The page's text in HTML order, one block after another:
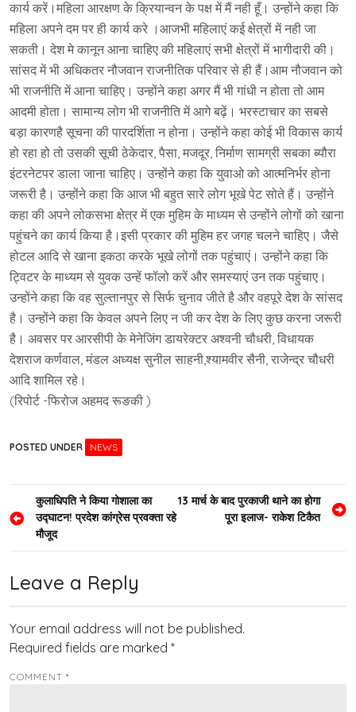
कार्य करें।महिला आरक्षण के क्रियान्वन के पक्ष में मैं नही हूँ। उन्होंने कहा कि
महिला अपने दम पर ही कार्य करे ।आजभी महिलाएं कई क्षेत्रों में नही जा
सकती। देश मे कानून आना चाहिए की महिलाएं सभी क्षेत्रों में भागीदारी की।
सांसद में भी अधिकतर नौजवान राजनीतिक परिवार से ही हैं।आम नौजवान को
भी राजनीति में आना चाहिए। उन्होंने कहा अगर मैं भी गांधी न होता तो आम
आदमी होता। सामान्य लोग भी राजनीति में आगे बढ़ें। भरस्टाचार का सबसे
बड़ा कारणहै सूचना की पारदर्शिता न होना। उन्होंने कहा कोई भी विकास कार्य
हो रहा हो तो उसकी सूची ठेकेदार, पैसा, मजदूर, निर्माण सामग्री सबका ब्यौरा
इंटरनेटपर डाला जाना चाहिए। उन्होंने कहा कि युवाओ को आत्मनिर्भर होना
जरूरी है। उन्होंने कहा कि आज भी बहुत सारे लोग भूखे पेट सोते हैं। उन्होंने
कहा की अपने लोकसभा क्षेत्र में एक मुहिम के माध्यम से उन्होंने लोगों को खाना
पहुंचने का कार्य किया है।इसी प्रकार की मुहिम हर जगह चलने चाहिए। जैसे
होटल आदि से खाना इकठा करके भूखे लोगों तक पहुंचाएं। उन्होंने कहा कि
ट्विटर के माध्यम से युवक उन्हें फॉलो करें और समस्याएं उन तक पहुंचाए।
उन्होंने कहा कि वह सुल्तानपुर से सिर्फ चुनाव जीते है और वहपूरे देश के सांसद
है। उन्होंने कहा कि केवल अपने लिए न जी कर देश के लिए कुछ करना जरूरी
है। अवसर पर आरसीपी के मेनेजिंग डायरेक्टर अश्वनी चौधरी, विधायक
देशराज कर्णवाल, मंडल अध्यक्ष सुनील साहनी,श्यामवीर सैनी, राजेन्द्र चौधरी
आदि शामिल रहे।
(रिपोर्ट -फिरोज अहमद रूङकी )
POSTED UNDER NEWS
Post
navigation
कुलाधिपति ने किया गोशाला का
उद्घाटन! प्रदेश कांग्रेस प्रवक्ता रहे
मौजूद
13 मार्च के बाद पुरकाजी थाने का होगा
पूरा इलाज- राकेश टिकैत
Leave a Reply
Your email address will not be published.
Required fields are marked *
COMMENT *